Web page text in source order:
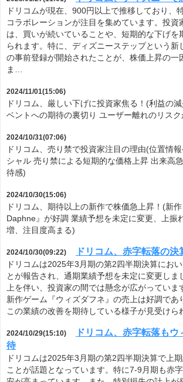
ドリコムが現在、900円以上で推移しており、
コラボレーションが注目を集めています。投資
は、買いが続いていることや、短期的な下げを
られます。特に、ディズニーステップという新
の事前登録が開始されたことが、株価上昇の一
ま…
2024/11/01(15:06)
ドリコム、厳しい下げに投資家焦る！(利益の
ベントへの期待の裏切り ユーザー離れのリス
2024/10/31(07:06)
ドリコム、売り禁で投資家注目の理由(位置情
シャル 売り禁による短期的な価格上昇 出来高
待感)
2024/10/30(15:06)
ドリコム、期待以上の新作で株価急上昇！(新
Daphne』が好調 業績予想を未定に変更、上振
増、注目度高まる)
2024/10/30(09:22) ドリコム、赤字転落の決
ドリコムは2025年3月期の第2四半期決算にお
とが報告され、通期業績予想を未定に変更しま
上を伴い、投資家の間では懸念が広がってい
新作ゲーム『ウィズダフネ』の売上は好調であ
この業績の改善を期待している様子が見受けら
2024/10/29(15:10)
ドリコム、赤字転落も
待
ドリコムは2025年3月期の第2四半期決算で上
ことが話題となっています。特に7-9月期も赤